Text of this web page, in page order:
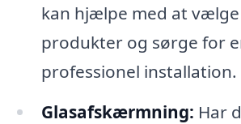
kan hjælpe med at
produkter og sørge for
professionel installation.
Glasafskærmning: Har